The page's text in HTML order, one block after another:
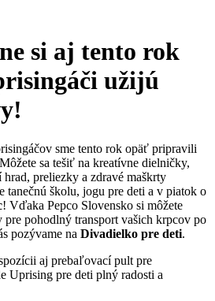
si aj tento rok
užijú
sme tento rok opäť pripravili
sa tešiť na kreatívne dielničky,
preliezky a zdravé maškrty
tanečnú školu, jogu pre deti a v piatok o
! Vďaka Pepco Slovensko si môžete
pohodlný transport vašich krpcov po
pozývame na Divadielko pre deti.
aj prebaľovací pult pre
Uprising pre deti plný radosti a